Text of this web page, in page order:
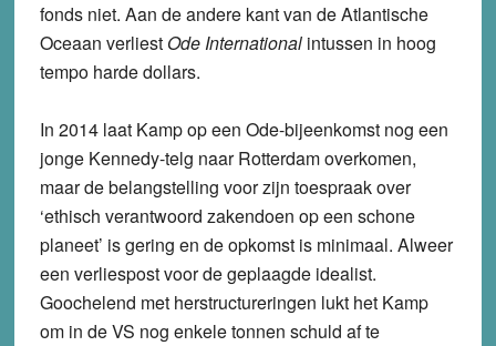
fonds niet. Aan de andere kant van de Atlantische
Oceaan verliest Ode Internationalintussen in hoog
tempo harde dollars.
In 2014 laat Kamp op een Ode-bijeenkomst nog een
jonge Kennedy-telg naar Rotterdam overkomen,
maar de belangstelling voor zijn toespraak over
‘ethisch verantwoord zakendoen op een schone
planeet’ is gering en de opkomst is minimaal. Alweer
een verliespost voor de geplaagde idealist.
Goochelend met herstructureringen lukt het Kamp
om in de VS nog enkele tonnen schuld af te